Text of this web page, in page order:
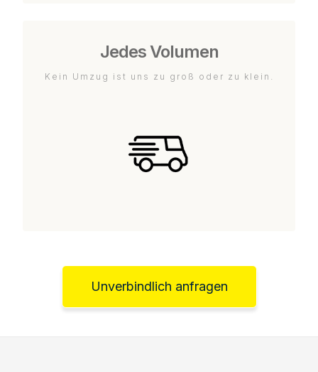
Jedes Volumen
Kein Umzug ist uns zu groß oder zu klein.
Unverbindlich anfragen